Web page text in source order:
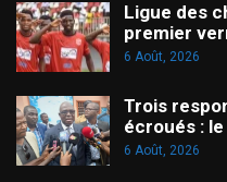
Ligue des
premier
6 Août, 2026
Trois
écroués :
6 Août, 2026